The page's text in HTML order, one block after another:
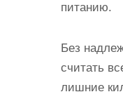
питанию.
Без
считать
лишние